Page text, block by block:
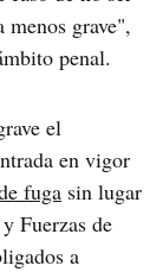
grave",
penal.
el
en vigor
fuga sin lugar
Fuerzas de
a